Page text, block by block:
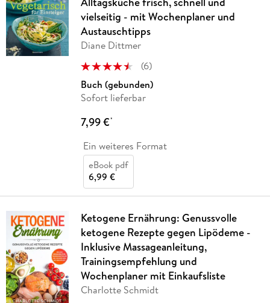
vielseitig - mit Wochenplaner und
Austauschtipps
Diane Dittmer
(6)
Buch (gebunden)
Sofort lieferbar
7,99 €*
Ein weiteres Format
eBook pdf
6,99 €
Ketogene Ernährung: Genussvolle
ketogene Rezepte gegen Lipödeme -
Inklusive Massageanleitung,
Trainingsempfehlung und
Wochenplaner mit Einkaufsliste
Charlotte Schmidt